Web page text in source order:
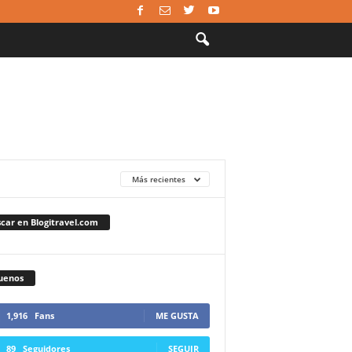
Más recientes
en Blogitravel.com
1,916 Fans ME GUSTA
89 Seguidores SEGUIR